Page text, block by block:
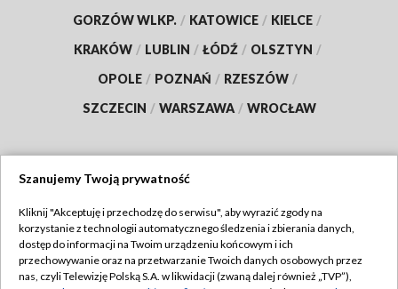
GORZÓW WLKP. / KATOWICE / KIELCE /
KRAKÓW / LUBLIN / ŁÓDŹ / OLSZTYN /
OPOLE / POZNAŃ / RZESZÓW /
SZCZECIN / WARSZAWA / WROCŁAW
TVP
Abonament TVP
Regulamin TVP
Szanujemy Twoją prywatność
Kliknij "Akceptuję i przechodzę do serwisu", aby wyrazić zgody na
korzystanie z technologii automatycznego śledzenia i zbierania danych,
dostęp do informacji na Twoim urządzeniu końcowym i ich
przechowywanie oraz na przetwarzanie Twoich danych osobowych przez
nas, czyli Telewizję Polską S.A. w likwidacji (zwaną dalej również „TVP”),